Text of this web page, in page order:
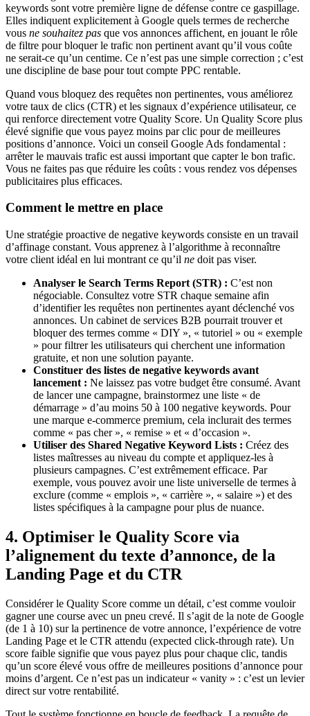
keywords sont votre première ligne de défense contre ce gaspillage.
Elles indiquent explicitement à Google quels termes de recherche
vous ne souhaitez pas que vos annonces affichent, en jouant le rôle
de filtre pour bloquer le trafic non pertinent avant qu’il vous coûte
ne serait-ce qu’un centime. Ce n’est pas une simple correction ; c’est
une discipline de base pour tout compte PPC rentable.
Quand vous bloquez des requêtes non pertinentes, vous améliorez
votre taux de clics (CTR) et les signaux d’expérience utilisateur, ce
qui renforce directement votre Quality Score. Un Quality Score plus
élevé signifie que vous payez moins par clic pour de meilleures
positions d’annonce. Voici un conseil Google Ads fondamental :
arrêter le mauvais trafic est aussi important que capter le bon trafic.
Vous ne faites pas que réduire les coûts : vous rendez vos dépenses
publicitaires plus efficaces.
Comment le mettre en place
Une stratégie proactive de negative keywords consiste en un travail
d’affinage constant. Vous apprenez à l’algorithme à reconnaître
votre client idéal en lui montrant ce qu’il ne doit pas viser.
Analyser le Search Terms Report (STR) : C’est non
négociable. Consultez votre STR chaque semaine afin
d’identifier les requêtes non pertinentes ayant déclenché vos
annonces. Un cabinet de services B2B pourrait trouver et
bloquer des termes comme « DIY », « tutoriel » ou « exemple
» pour filtrer les utilisateurs qui cherchent une information
gratuite, et non une solution payante.
Constituer des listes de negative keywords avant
lancement : Ne laissez pas votre budget être consumé. Avant
de lancer une campagne, brainstormez une liste « de
démarrage » d’au moins 50 à 100 negative keywords. Pour
une marque e-commerce premium, cela inclurait des termes
comme « pas cher », « remise » et « d’occasion ».
Utiliser des Shared Negative Keyword Lists : Créez des
listes maîtresses au niveau du compte et appliquez-les à
plusieurs campagnes. C’est extrêmement efficace. Par
exemple, vous pouvez avoir une liste universelle de termes à
exclure (comme « emplois », « carrière », « salaire ») et des
listes spécifiques à la campagne pour plus de nuance.
4. Optimiser le Quality Score via
l’alignement du texte d’annonce, de la
Landing Page et du CTR
Considérer le Quality Score comme un détail, c’est comme vouloir
gagner une course avec un pneu crevé. Il s’agit de la note de Google
(de 1 à 10) sur la pertinence de votre annonce, l’expérience de votre
Landing Page et le CTR attendu (expected click-through rate). Un
score faible signifie que vous payez plus pour chaque clic, tandis
qu’un score élevé vous offre de meilleures positions d’annonce pour
moins d’argent. Ce n’est pas un indicateur « vanity » : c’est un levier
direct sur votre rentabilité.